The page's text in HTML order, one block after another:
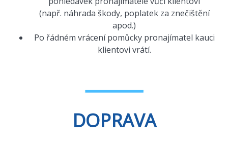
(např. náhrada škody, poplatek za znečištění
apod.)
Po řádném vrácení pomůcky pronajímatel kauci
klientovi vrátí.
DOPRAVA